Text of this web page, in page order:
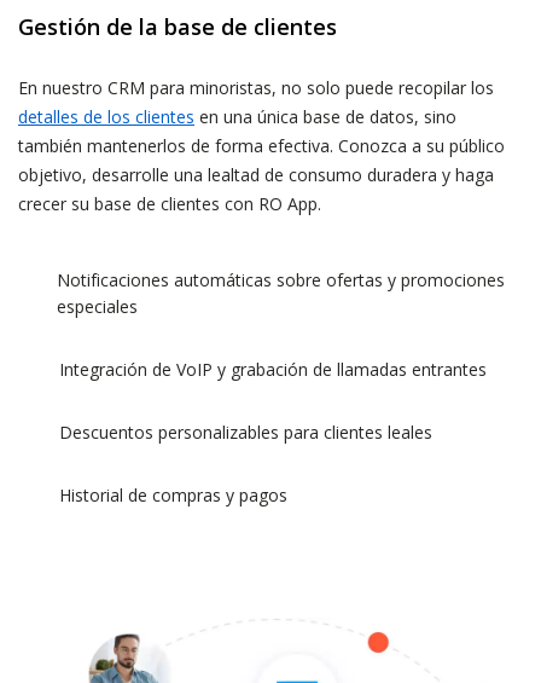
Gestión de la base de clientes
En nuestro CRM para minoristas, no solo puede recopilar los
detalles de los clientes en una única base de datos, sino
también mantenerlos de forma efectiva. Conozca a su público
objetivo, desarrolle una lealtad de consumo duradera y haga
crecer su base de clientes con RO App.
Notificaciones automáticas sobre ofertas y promociones
especiales
Integración de VoIP y grabación de llamadas entrantes
Descuentos personalizables para clientes leales
Historial de compras y pagos